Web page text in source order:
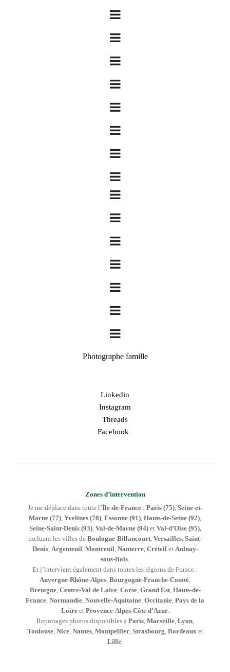
Photographe famille
Linkedin
Instagram
Threads
Facebook
Zones d’intervention
Je me déplace dans toute l’Île-de-France : Paris (75) Seine-et-
Marne (77) Yvelines (78) Essonne (91) Hauts-de-Seine (92)
Seine-Saint-Denis (93), Val-de-Marne (94)et Val-d’Oise (95),
incluant les villes de Boulogne-Billancourt Versailles Saint-
Denis, Argenteuil Montreuil Nanterre, Créteil et Aulnay-
sous-Bois
Et j’intervient également dans toutes les régions de France :
Auvergne-Rhône-Alpes Bourgogne-Franche-Comté
Bretagne, Centre-Val de Loire, Corse, Grand Est, Hauts-de-
France Normandie Nouvelle-Aquitaine Occitanie Pays de la
Loireet Provence-Alpes-Côte d’Azur.
Reportages photos disponibles à Paris, Marseille, Lyon,
Toulouse, Nice, Nantes, Montpellier, Strasbourg Bordeaux et
Lille